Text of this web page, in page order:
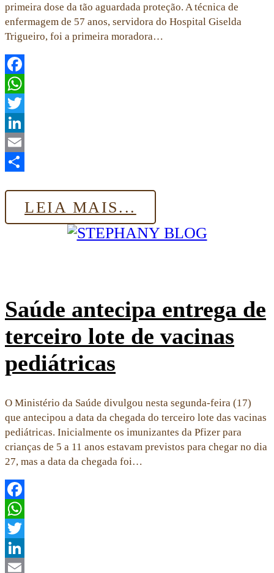
primeira dose da tão aguardada proteção. A técnica de
enfermagem de 57 anos, servidora do Hospital Giselda
Trigueiro, foi a primeira moradora…
Facebook
WhatsApp
Twitter
LinkedIn
Email
LEIA MAIS...
Saúde antecipa entrega de
terceiro lote de vacinas
pediátricas
O Ministério da Saúde divulgou nesta segunda-feira (17)
que antecipou a data da chegada do terceiro lote das vacinas
pediátricas. Inicialmente os imunizantes da Pfizer para
crianças de 5 a 11 anos estavam previstos para chegar no dia
27, mas a data da chegada foi…
Facebook
WhatsApp
Twitter
LinkedIn